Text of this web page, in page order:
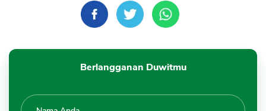
Berlangganan Duwitmu